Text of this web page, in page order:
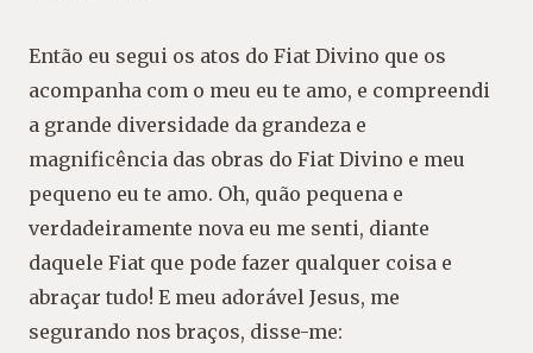
Então eu segui os atos do Fiat Divino que os
acompanha com o meu eu te amo, e compreendi
a grande diversidade da grandeza e
magnificência das obras do Fiat Divino e meu
pequeno eu te amo. Oh, quão pequena e
verdadeiramente nova eu me senti, diante
daquele Fiat que pode fazer qualquer coisa e
abraçar tudo! E meu adorável Jesus, me
segurando nos braços, disse-me: